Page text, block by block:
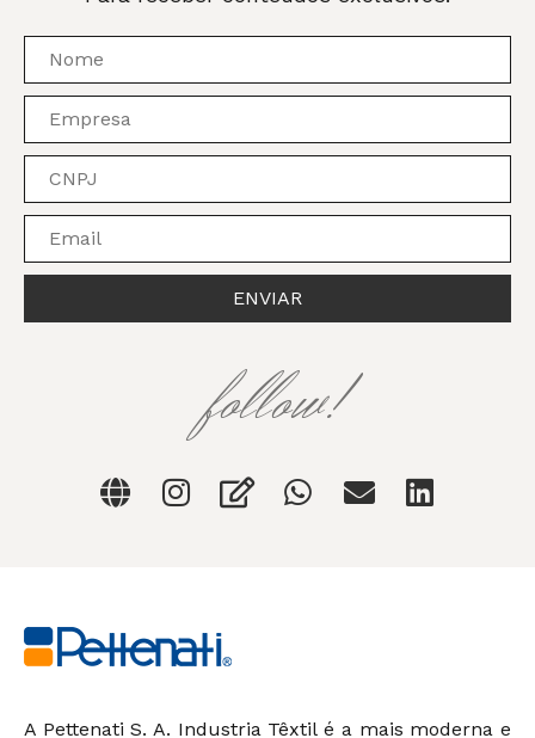
A Pettenati S. A. Industria Têxtil é a mais moderna e
ENVIAR
follow!